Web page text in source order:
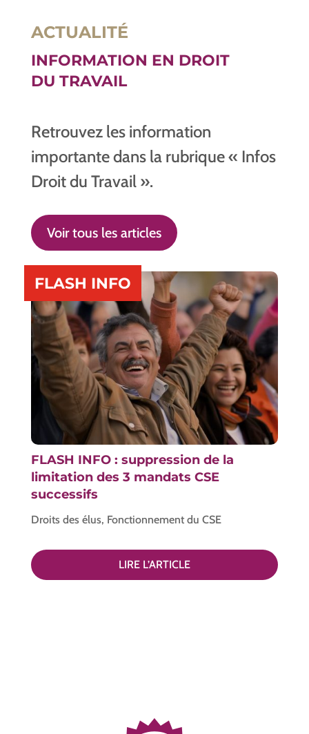
ACTUALITÉ
INFORMATION EN DROIT
DU TRAVAIL
Retrouvez les information
importante dans la rubrique « Infos
Droit du Travail ».
Voir tous les articles
FLASH INFO : suppression de la
limitation des 3 mandats CSE
successifs
Droits des élus, Fonctionnement du CSE
LIRE L’ARTICLE
FLASH INFO